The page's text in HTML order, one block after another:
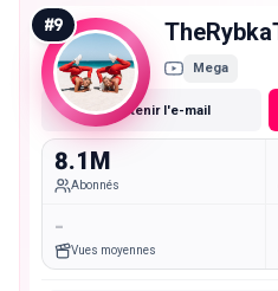
#9
Mega
Obtenir l'e-mail
8.1M
Abonnés
-
Vues moyennes